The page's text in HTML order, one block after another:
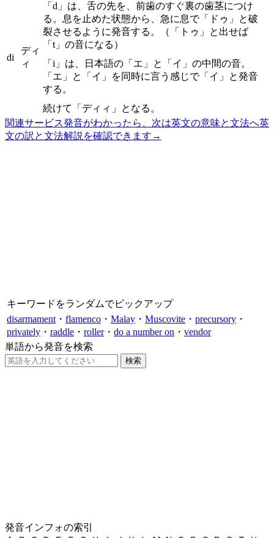
di
ディ
ィ
「d」は、舌の先を、前歯のすぐ裏の歯茎につけ
る。息を止めた状態から、急に息で「ドゥ」と破
裂させるように発音する。（「トゥ」と出せば
「t」の音になる）
「i」は、日本語の「エ」と「イ」の中間の音。
「エ」と「イ」を同時に言う感じで「イ」と発音
する。
続けて「ディィ」となる。
関連サービス発音がわかったら、次は英文の意味と文法へ英
文の訳と文法解説を確認できます →
キーワードをランダムでピックアップ
disarmament ・ flamenco ・ Malay ・ Muscovite ・ precursory ・
privately ・ raddle ・ roller・ do a number on ・ vendor
単語から発音を検索
発音インフォの索引